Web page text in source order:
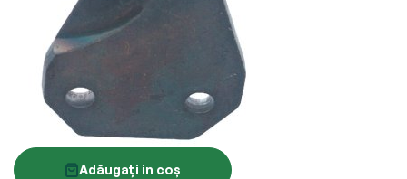
Adăugați in coș